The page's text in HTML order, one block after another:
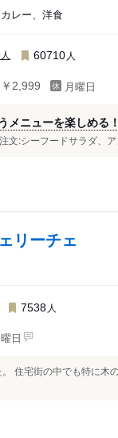
レー、洋食
人 60710 人
2,999 月曜日
メニューを楽しめる！
:シーフードサラダ、ア
リーチェ
7538 人
日
住宅街の中でも特に木